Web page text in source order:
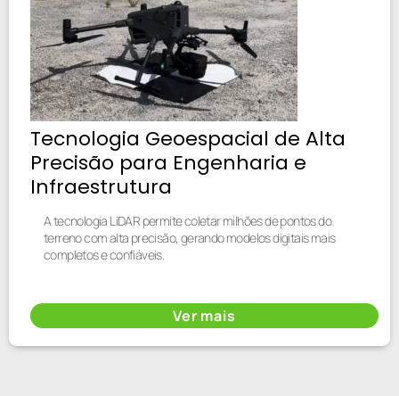
Tecnologia Geoespacial de Alta
Precisão para Engenharia e
Infraestrutura
A tecnologia LiDAR permite coletar milhões de pontos do
terreno com alta precisão, gerando modelos digitais mais
completos e confiáveis.
Ver mais